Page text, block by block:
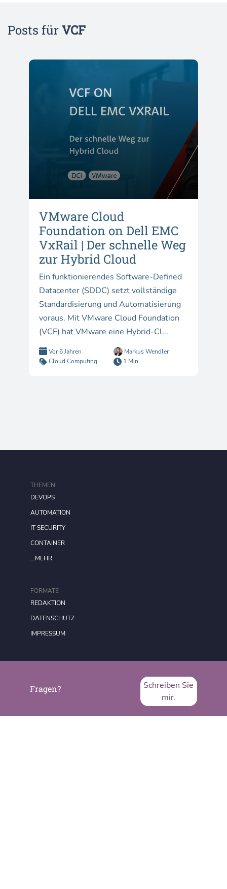
Posts fürVCF
VMware Cloud
Foundation on Dell EMC
VxRail | Der schnelle Weg
zur Hybrid Cloud
Ein funktionierendes Software-Defined
Datacenter (SDDC) setzt vollständige
Standardisierung und Automatisierung
voraus. Mit VMware Cloud Foundation
(VCF) hat VMware eine Hybrid-Cl...
Vor 6 Jahren
Markus Wendler
Cloud Computing
1 Min
Fragen?
Schreiben Sie
mir.
FORMATE
REDAKTION
DATENSCHUTZ
IMPRESSUM
THEMEN
DEVOPS
AUTOMATION
IT SECURITY
CONTAINER
...MEHR